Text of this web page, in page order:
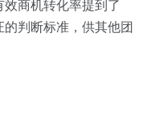
商机转化率提到了
判断标准，供其他团